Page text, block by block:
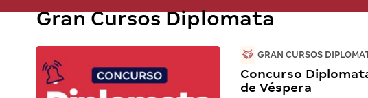
Gran Cursos Diplomata
GRAN CURSOS
Concurso
de Véspera